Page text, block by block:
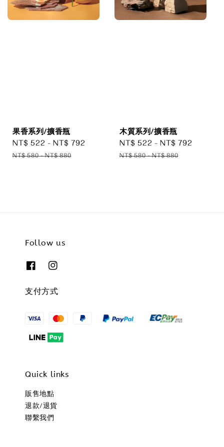
果香系列/擴香瓶
Sale
price
NT$ 522 -NT$ 792
NT$ 580-NT$ 880
木質系列/擴香瓶
Sale
price
NT$ 522 -NT$ 792
NT$ 580-NT$ 880
Follow us
支付方式
Quick links
販售地點
退款/退貨
聯繫我們